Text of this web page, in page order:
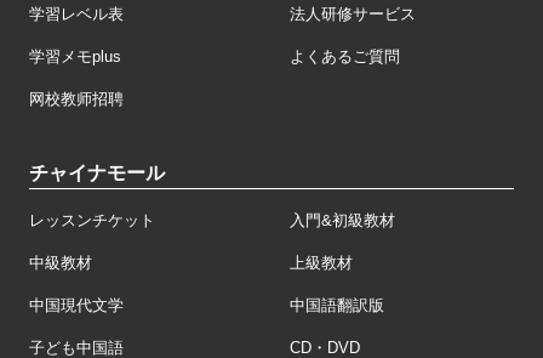
学習レベル表 法人研修サービス
学習メモplus よくあるご質問
网校教师招聘
チャイナモール
レッスンチケット 入門&初級教材
中級教材 上級教材
中国現代文学 中国語翻訳版
子ども中国語 CD・DVD